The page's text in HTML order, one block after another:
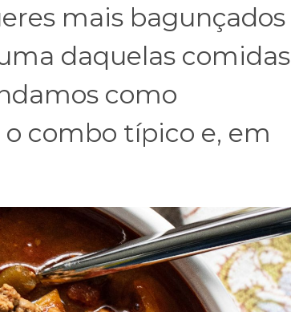
mais bagunçados
daquelas comidas
como
combo típico e, em